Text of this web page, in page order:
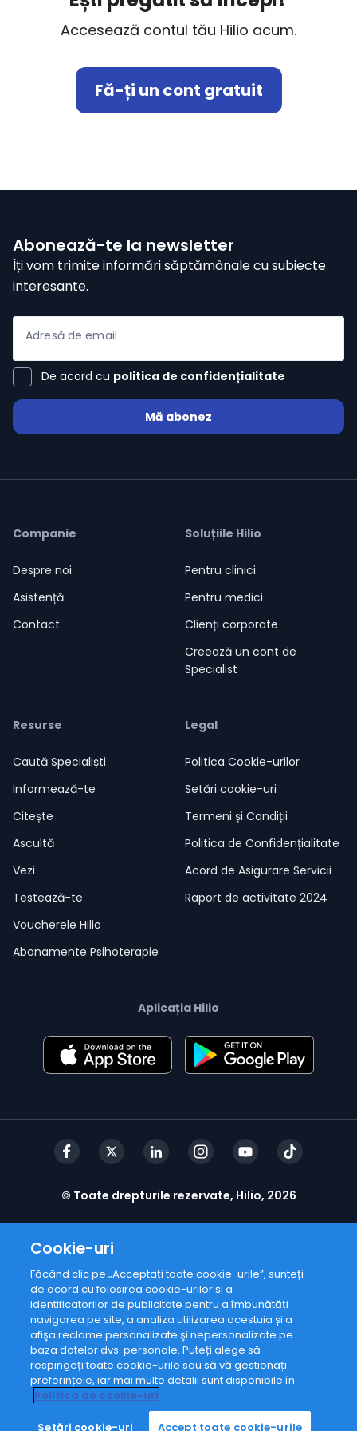
De la
160 RON
Programează-te
Accesează contul tău Hilio acum.
Fă-ți un cont gratuit
Abonează-te la newsletter
Îți vom trimite informări săptămânale cu subiecte
interesante.
Adresă de email
De acord cu politica de confidențialitate
Mă abonez
Companie
Despre noi
Asistență
Contact
Soluțiile Hilio
Pentru clinici
Pentru medici
Clienți corporate
Creează un cont de
Specialist
Resurse
Caută Specialiști
Informează-te
Citește
Ascultă
Vezi
Testează-te
Voucherele Hilio
Abonamente Psihoterapie
Legal
Politica Cookie-urilor
Setări cookie-uri
Termeni și Condiții
Politica de Confidențialitate
Acord de Asigurare Servicii
Raport de activitate 2024
Aplicația Hilio
© Toate drepturile rezervate, Hilio, 2026
Cookie-uri
Făcând clic pe „Acceptați toate cookie-urile”, sunteți
de acord cu folosirea cookie-urilor și a
identificatorilor de publicitate pentru a îmbunătăți
navigarea pe site, a analiza utilizarea acestuia și a
afişa reclame personalizate şi nepersonalizate pe
baza datelor dvs. personale. Puteți alege să
respingeți toate cookie-urile sau să vă gestionați
preferințele, iar mai multe detalii sunt disponibile în
Politica de cookie-uri
Setări cookie-uri Accept toate cookie-urile